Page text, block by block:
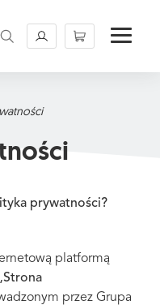
w praktyce. Rzetelne
prywatności?
platformą
przez Grupa